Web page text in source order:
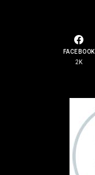
FACEBOOK
2K